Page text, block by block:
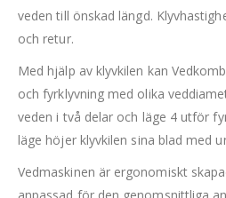
veden till önskad längd.
och retur.
Med hjälp av klyvkilen kan
och fyrklyvning med olika
veden i två delar och läge 4 utför
läge höjer klyvkilen sina blad med
Vedmaskinen är ergonomiskt